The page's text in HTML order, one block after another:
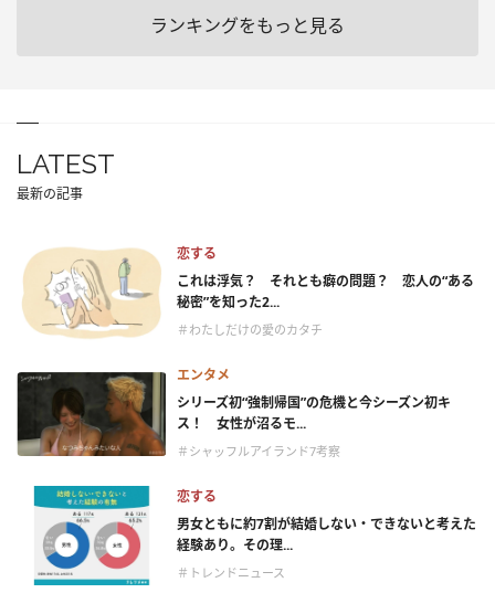
ランキングをもっと見る
LATEST
最新の記事
恋する
これは浮気？ それとも癖の問題？ 恋人の“ある
秘密”を知った2...
＃わたしだけの愛のカタチ
エンタメ
シリーズ初“強制帰国”の危機と今シーズン初キ
ス！ 女性が沼るモ...
＃シャッフルアイランド7考察
恋する
男女ともに約7割が結婚しない・できないと考えた
経験あり。その理...
＃トレンドニュース